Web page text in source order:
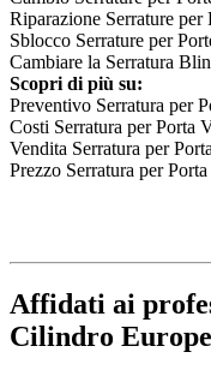
Riparazione Serrature
Sblocco Serrature per
Cambiare la Serratura
Scopri di più su:
Preventivo Serratura per
Costi Serratura per Porta
Vendita Serratura per
Prezzo Serratura per
Affidati ai
Cilindro